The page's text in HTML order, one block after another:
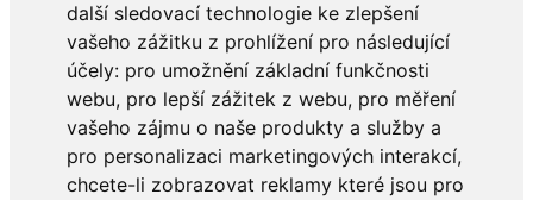
další sledovací technologie ke zlepšení
vašeho zážitku z prohlížení pro následující
účely: pro umožnění základní funkčnosti
webu, pro lepší zážitek z webu, pro měření
vašeho zájmu o naše produkty a služby a
pro personalizaci marketingových interakcí,
chcete-li zobrazovat reklamy které jsou pro